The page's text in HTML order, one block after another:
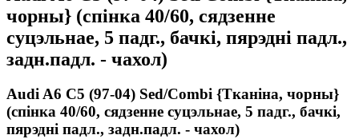
чорны} (спінка 40/60, сядзенне
суцэльнае, 5 падг., бачкi, пярэдні падл.,
задн.падл. - чахол)
Audi A6 C5 (97-04) Sed/Combi {Тканіна, чорны}
(спінка 40/60, сядзенне суцэльнае, 5 падг., бачкi,
пярэдні падл., задн.падл. - чахол)